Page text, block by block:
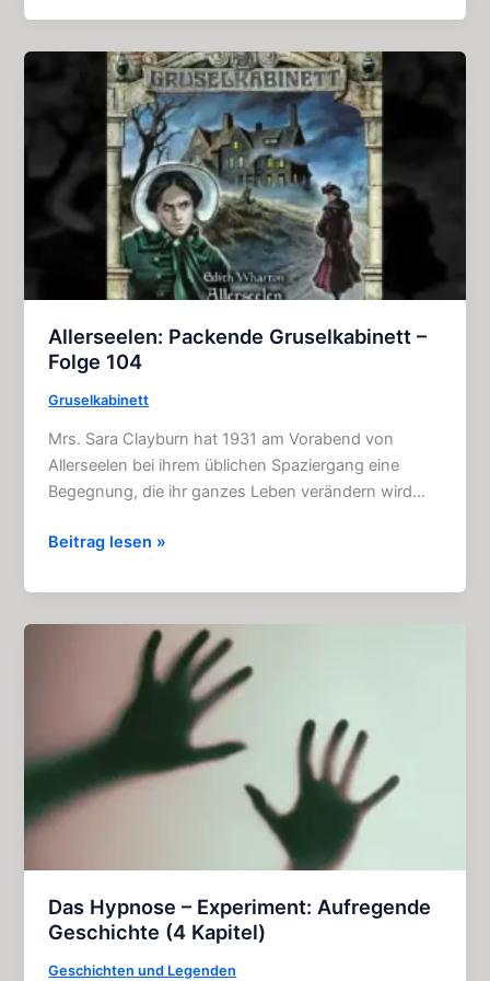
Hörspiel
(Gruselkabinett
Allerseelen: Packende Gruselkabinett –
Folge 104
Gruselkabinett
Mrs. Sara Clayburn hat 1931 am Vorabend von
Allerseelen bei ihrem üblichen Spaziergang eine
Begegnung, die ihr ganzes Leben verändern wird…
Allerseelen:
Gruselkabinett
–
Beitrag lesen »
Das Hypnose – Experiment: Aufregende
Geschichte (4 Kapitel)
Geschichten und Legenden